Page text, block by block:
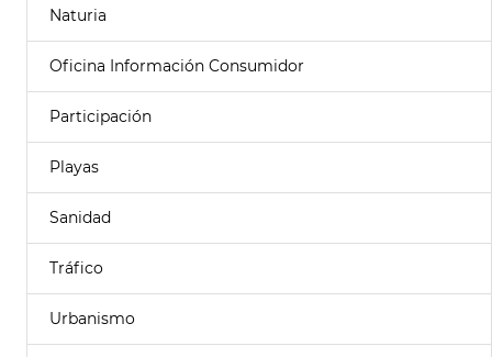
Naturia
Oficina Información Consumidor
Participación
Playas
Sanidad
Tráfico
Urbanismo